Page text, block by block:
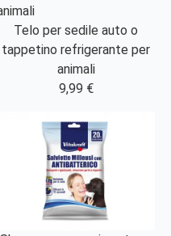
Telo per sedile auto o
tappetino refrigerante per
animali
9,99 €